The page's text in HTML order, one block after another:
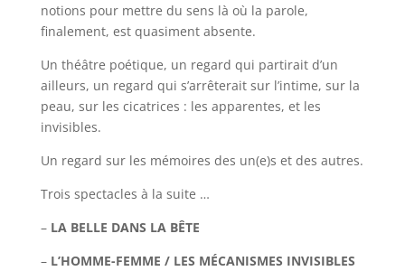
notions pour mettre du sens là où la parole,
finalement, est quasiment absente.
Un théâtre poétique, un regard qui partirait d’un
ailleurs, un regard qui s’arrêterait sur l’intime, sur la
peau, sur les cicatrices : les apparentes, et les
invisibles.
Un regard sur les mémoires des un(e)s et des autres.
Trois spectacles à la suite …
– LA BELLE DANS LA BÊTE
– L’HOMME-FEMME / LES MÉCANISMES INVISIBLES